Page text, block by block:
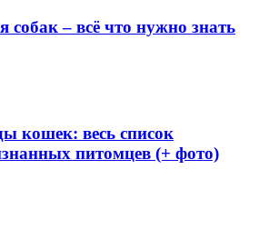
собак – всё что нужно знать
кошек: весь список
питомцев (+ фото)